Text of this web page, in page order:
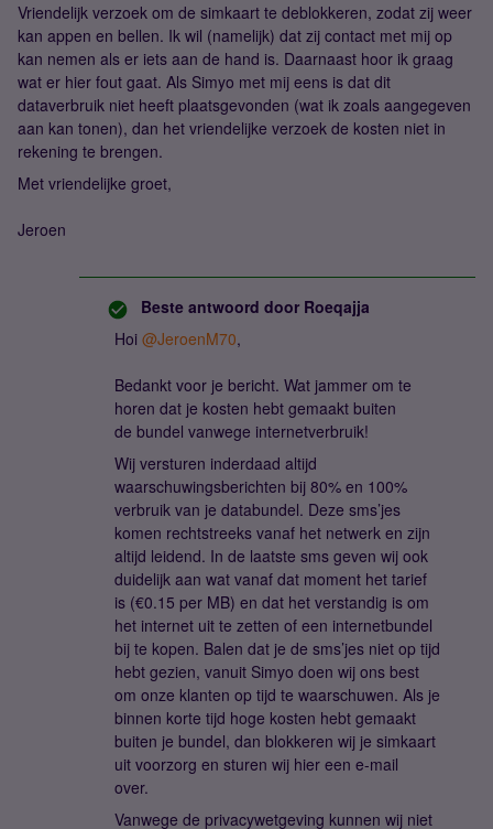
Vriendelijk verzoek om de simkaart te deblokkeren, zodat zij weer
kan appen en bellen. Ik wil (namelijk) dat zij contact met mij op
kan nemen als er iets aan de hand is. Daarnaast hoor ik graag
wat er hier fout gaat. Als Simyo met mij eens is dat dit
dataverbruik niet heeft plaatsgevonden (wat ik zoals aangegeven
aan kan tonen), dan het vriendelijke verzoek de kosten niet in
rekening te brengen.
Met vriendelijke groet,
Jeroen
Beste antwoord door Roeqajja
Hoi ​ @JeroenM70,
Bedankt voor je bericht. Wat jammer om te
horen dat je kosten hebt gemaakt buiten
de bundel vanwege internetverbruik!
Wij versturen inderdaad altijd
waarschuwingsberichten bij 80% en 100%
verbruik van je databundel. Deze sms’jes
komen rechtstreeks vanaf het netwerk en zijn
altijd leidend. In de laatste sms geven wij ook
duidelijk aan wat vanaf dat moment het tarief
is (€0.15 per MB) en dat het verstandig is om
het internet uit te zetten of een internetbundel
bij te kopen. Balen dat je de sms’jes niet op tijd
hebt gezien, vanuit Simyo doen wij ons best
om onze klanten op tijd te waarschuwen. Als je
binnen korte tijd hoge kosten hebt gemaakt
buiten je bundel, dan blokkeren wij je simkaart
uit voorzorg en sturen wij hier een e-mail
over.
Vanwege de privacywetgeving kunnen wij niet